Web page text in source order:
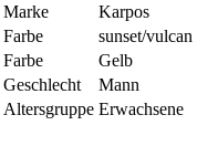
Marke
Karpos
Farbe
sunset/vulcan
Farbe
Gelb
Geschlecht
Mann
Altersgruppe Erwachsene